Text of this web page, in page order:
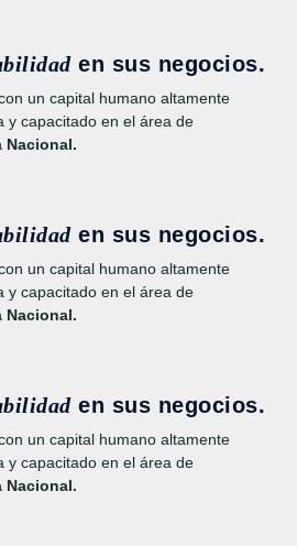
en sus negocios.
un capital humano altamente
y capacitado en el área de
Nacional.
en sus negocios.
un capital humano altamente
y capacitado en el área de
Nacional.
en sus negocios.
un capital humano altamente
y capacitado en el área de
Nacional.